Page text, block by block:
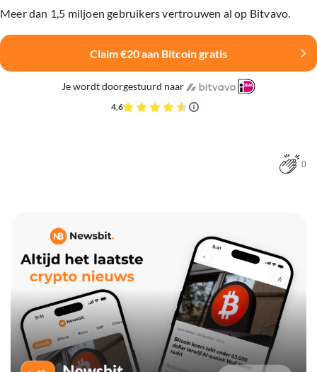
Meer dan 1,5 miljoen gebruikers vertrouwen al op Bitvavo.
Claim €20 aan Bitcoin gratis
Je wordt doorgestuurd naar
4,6
0